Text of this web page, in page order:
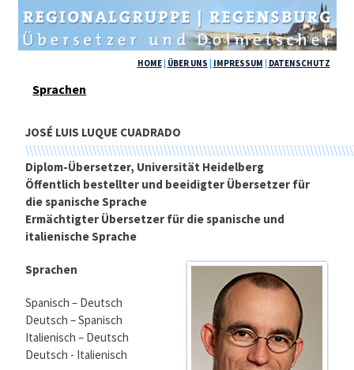
HOME| ÜBER UNS | IMPRESSUM | DATENSCHUTZ
Sprachen
JOSÉ LUIS LUQUE CUADRADO
Diplom-Übersetzer, Universität Heidelberg
Öffentlich bestellter und beeidigter Übersetzer für
die spanische Sprache
Ermächtigter Übersetzer für die spanische und
italienische Sprache
Sprachen
Spanisch – Deutsch
Deutsch – Spanisch
Italienisch – Deutsch
Deutsch - Italienisch